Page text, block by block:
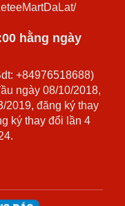
hằng ngày
+84976518688)
ngày 08/10/2018,
2019, đăng ký thay
ký thay đổi lần 4